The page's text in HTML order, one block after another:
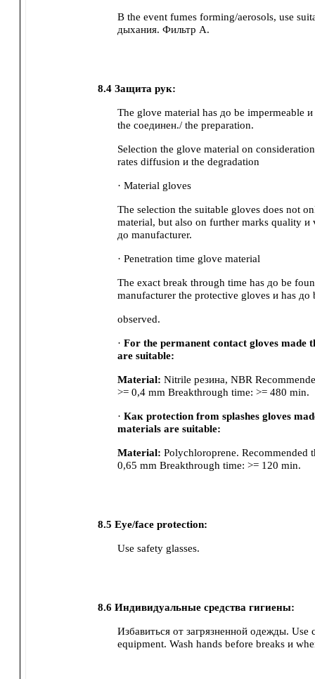
В the event fumes forming/aerosols, use
дыхания. Фильтр A.
8.4 Защита рук:
The glove material has до be impermeable
the соединен./ the preparation.
Selection the glove material on
rates diffusion и the degradation
· Material gloves
The selection the suitable gloves does not
material, but also on further marks quality и
до manufacturer.
· Penetration time glove material
The exact break through time has до be
manufacturer the protective gloves и has до
observed.
·For the permanent contact gloves made
are suitable:
Material: Nitrile резина, NBR
>= 0,4 mm Breakthrough time: >= 480 min.
·Как protection from splashes gloves
materials are suitable:
Material: Polychloroprene. Recommended
0,65 mm Breakthrough time: >= 120 min.
8.5 Eye/face protection:
Use safety glasses.
8.6 Индивидуальные средства гигиены:
Избавиться от загрязненной одежды. Use
equipment. Wash hands before breaks и